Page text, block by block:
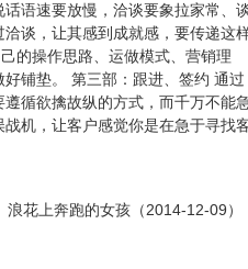
语速要放慢，洽谈要象拉家常、
谈，让其感到成就感，要传递这
的操作思路、运做模式、营销理
铺垫。 第三部：跟进、签约 通过
循欲擒故纵的方式，而千万不能急
机，让客户感觉你是在急于寻找
浪花上奔跑的女孩 （2014-12-09）